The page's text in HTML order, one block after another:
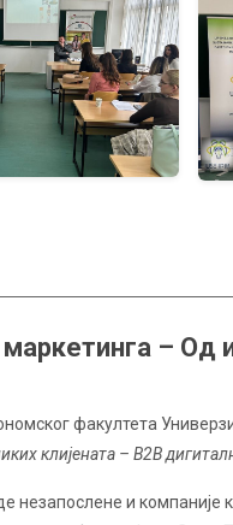
– Од
факултета
клијената – B2B
и компаније